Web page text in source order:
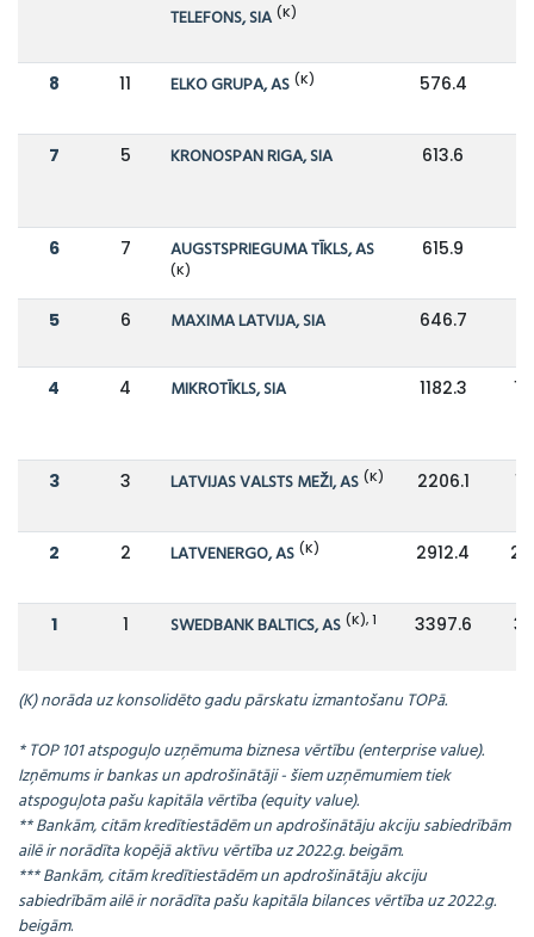
TELEFONS, SIA (K)
8 11 ELKO GRUPA, AS (K) 576.4
7 5 KRONOSPAN RIGA, SIA 613.6
6 7 AUGSTSPRIEGUMA TĪKLS, AS
(K)
615.9
5 6 MAXIMA LATVIJA, SIA 646.7
4 4 MIKROTĪKLS, SIA 1182.3
3 3 LATVIJAS VALSTS MEŽI, AS (K) 2206.1
2 2 LATVENERGO, AS (K) 2912.4
1 1 SWEDBANK BALTICS, AS (K), 1 3397.6
(K) norāda uz konsolidēto gadu pārskatu izmantošanu TOPā.
* TOP 101 atspoguļo uzņēmuma biznesa vērtību (enterprise value).
Izņēmums ir bankas un apdrošinātāji - šiem uzņēmumiem tiek
atspoguļota pašu kapitāla vērtība (equity value).
** Bankām, citām kredītiestādēm un apdrošinātāju akciju sabiedrībām
ailē ir norādīta kopējā aktīvu vērtība uz 2022.g. beigām.
*** Bankām, citām kredītiestādēm un apdrošinātāju akciju
sabiedrībām ailē ir norādīta pašu kapitāla bilances vērtība uz 2022.g.
beigām.